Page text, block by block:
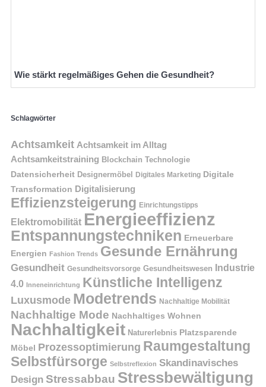
Wie stärkt regelmäßiges Gehen die Gesundheit?
Schlagwörter
Achtsamkeit Achtsamkeit im Alltag
Achtsamkeitstraining Blockchain Technologie
Datensicherheit Designermöbel Digitales Marketing Digitale
Transformation Digitalisierung
Effizienzsteigerung Einrichtungstipps
Elektromobilität Energieeffizienz
Entspannungstechniken Erneuerbare
Energien Fashion Trends Gesunde Ernährung
Gesundheit Gesundheitsvorsorge Gesundheitswesen Industrie
4.0
Inneneinrichtung Künstliche Intelligenz
Luxusmode Modetrends Nachhaltige Mobilität
Nachhaltige Mode Nachhaltiges Wohnen
Nachhaltigkeit Naturerlebnis Platzsparende
Möbel
Prozessoptimierung Raumgestaltung
Selbstfürsorge Selbstreflexion Skandinavisches
Design Stressabbau Stressbewältigung